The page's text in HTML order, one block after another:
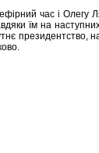
час і Олегу
їм на
президентство,